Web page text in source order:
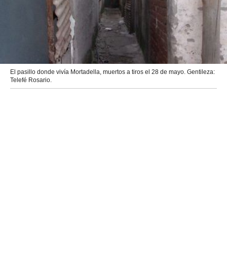
El pasillo donde vivía Mortadella, muertos a tiros el 28 de mayo. Gentileza:
Telefé Rosario.